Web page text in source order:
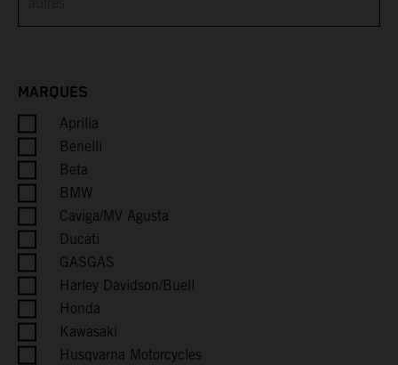
Burundi
Cambodia
Cameroon
Canada
Cape Verde
Caribbean Netherlands
MARQUES
Aprilia
Benelli
Beta
BMW
Caviga/MV Agusta
Ducati
GASGAS
Harley Davidson/Buell
Honda
Kawasaki
Husqvarna Motorcycles